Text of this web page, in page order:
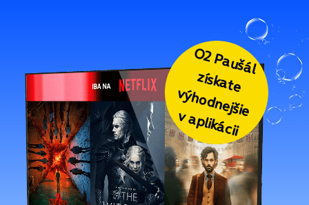
O2 Paušál
získate
výhodnejšie
v aplikácii